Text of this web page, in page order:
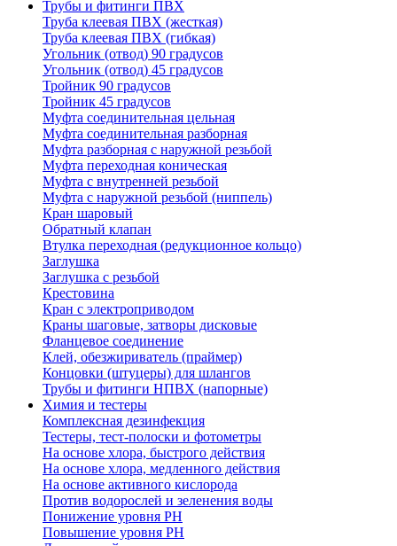
Трубы и фитинги ПВХ
Труба клеевая ПВХ (жесткая)
Труба клеевая ПВХ (гибкая)
Угольник (отвод) 90 градусов
Угольник (отвод) 45 градусов
Тройник 90 градусов
Тройник 45 градусов
Муфта соединительная цельная
Муфта соединительная разборная
Муфта разборная с наружной резьбой
Муфта переходная коническая
Муфта с внутренней резьбой
Муфта с наружной резьбой (ниппель)
Кран шаровый
Обратный клапан
Втулка переходная (редукционное кольцо)
Заглушка
Заглушка с резьбой
Крестовина
Кран с электроприводом
Краны шаговые, затворы дисковые
Фланцевое соединение
Клей, обезжириватель (праймер)
Концовки (штуцеры) для шлангов
Трубы и фитинги НПВХ (напорные)
Химия и тестеры
Комплексная дезинфекция
Тестеры, тест-полоски и фотометры
На основе хлора, быстрого действия
На основе хлора, медленного действия
На основе активного кислорода
Против водорослей и зеленения воды
Понижение уровня РН
Повышение уровня РН